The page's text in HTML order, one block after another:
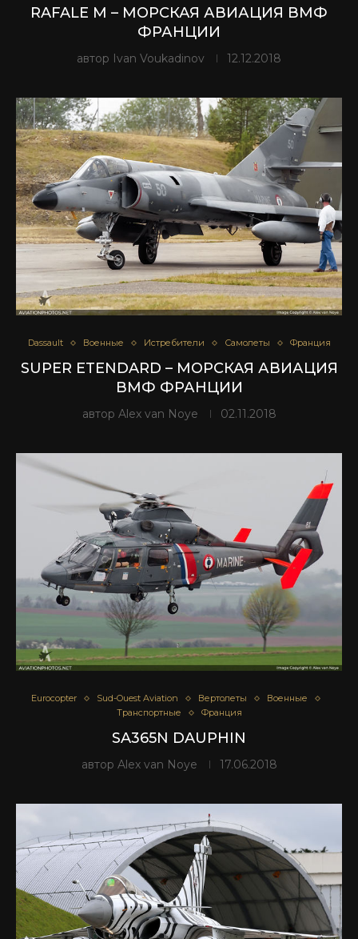
RAFALE M – МОРСКАЯ АВИАЦИЯ ВМФ
ФРАНЦИИ
автор Ivan Voukadinov 12.12.2018
Dassault Военные Истребители Самолеты Франция
SUPER ETENDARD – МОРСКАЯ АВИАЦИЯ
ВМФ ФРАНЦИИ
автор Alex van Noye 02.11.2018
Eurocopter Sud-Ouest Aviation Вертолеты
Военные
Транспортные
Франция
SA365N DAUPHIN
автор Alex van Noye 17.06.2018